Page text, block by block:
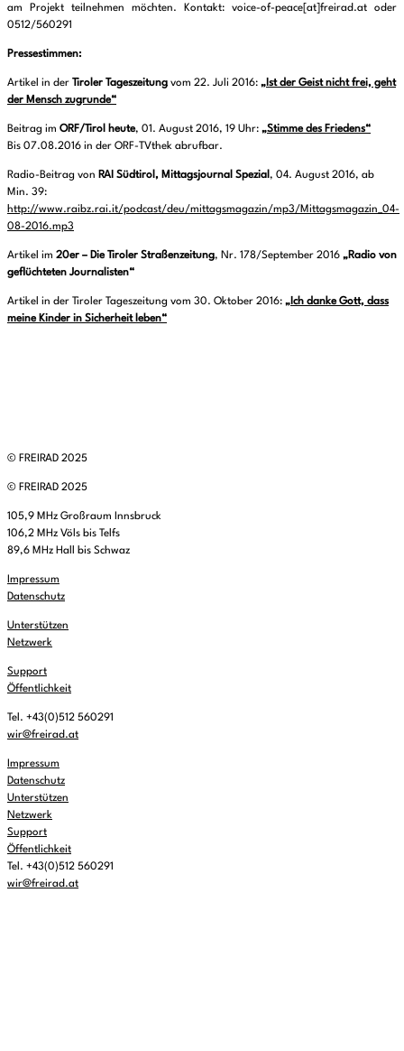
am Projekt teilnehmen möchten. Kontakt: voice-of-peace[at]freirad.at oder
0512/560291
Pressestimmen:
Artikel in der Tiroler Tageszeitung vom 22. Juli 2016: „Ist der Geist nicht frei, geht
der Mensch zugrunde“
Beitrag im ORF/Tirol heute, 01. August 2016, 19 Uhr: „Stimme des Friedens“
Bis 07.08.2016 in der ORF-TVthek abrufbar.
Radio-Beitrag von RAI Südtirol, Mittagsjournal Spezial , 04. August 2016, ab
Min. 39:
http://www.raibz.rai.it/podcast/deu/mittagsmagazin/mp3/Mittagsmagazin_04-
08-2016.mp3
Artikel im 20er – Die Tiroler Straßenzeitung, Nr. 178/September 2016 „Radio von
geflüchteten Journalisten“
Artikel in der Tiroler Tageszeitung vom 30. Oktober 2016: „Ich danke Gott, dass
meine Kinder in Sicherheit leben“
© FREIRAD 2025
© FREIRAD 2025
105,9 MHz Großraum Innsbruck
106,2 MHz Völs bis Telfs
89,6 MHz Hall bis Schwaz
Impressum
Datenschutz
Unterstützen
Netzwerk
Support
Öffentlichkeit
Tel. +43(0)512 560291
wir@freirad.at
Impressum
Datenschutz
Unterstützen
Netzwerk
Support
Öffentlichkeit
Tel. +43(0)512 560291
wir@freirad.at